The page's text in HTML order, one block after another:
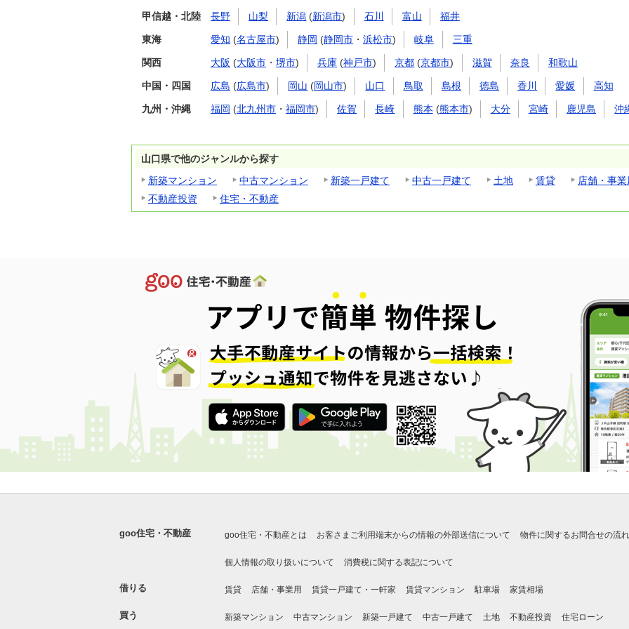
甲信越・北陸 長野 山梨 新潟 (新潟市) 石川 富山 福井
東海 愛知 (名古屋市) 静岡 (静岡市 ・浜松市) 岐阜 三重
関西 大阪 (大阪市 ・ 堺市) 兵庫 (神戸市) 京都 (京都市) 滋賀 奈良 和歌山
中国・四国 広島 (広島市) 岡山 (岡山市) 山口 鳥取 島根 徳島 香川 愛媛 高知
九州・沖縄 福岡 (北九州市 ・ 福岡市) 佐賀 長崎 熊本 (熊本市) 大分 宮崎 鹿児島 沖
山口県で他のジャンルから探す
新築マンション
中古マンション 新築一戸建て 中古一戸建て 土地 賃貸
店舗・事業
不動産投資
住宅・不動産
goo住宅・不動産 goo住宅・不動産とは お客さまご利用端末からの情報の外部送信について 物件に関するお問合せの流れ
個人情報の取り扱いについて 消費税に関する表記について
借りる 賃貸 店舗・事業用 賃貸一戸建て・一軒家 賃貸マンション 駐車場 家賃相場
買う 新築マンション 中古マンション 新築一戸建て 中古一戸建て 土地 不動産投資 住宅ローン